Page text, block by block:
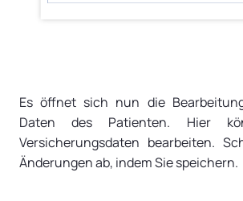
Es öffnet sich nun die
Daten des Patienten. Hier
Versicherungsdaten bearbeiten.
Änderungen ab, indem Sie speichern.